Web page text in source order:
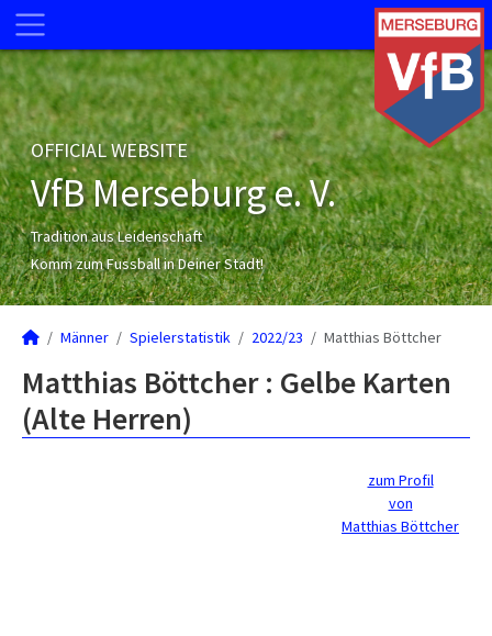
OFFICIAL WEBSITE
VfB Merseburg e. V.
Tradition aus Leidenschaft
Komm zum Fussball in Deiner Stadt!
Männer Spielerstatistik 2022/23 Matthias Böttcher
Matthias Böttcher : Gelbe Karten
(Alte Herren)
zum Profil
von
Matthias Böttcher